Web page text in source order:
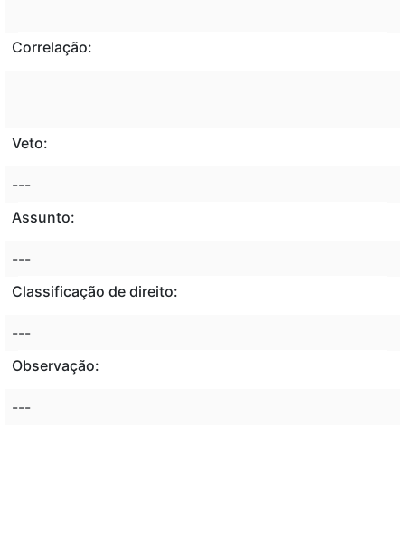
Correlação:
Veto:
---
Assunto:
---
Classificação de direito:
---
Observação:
---